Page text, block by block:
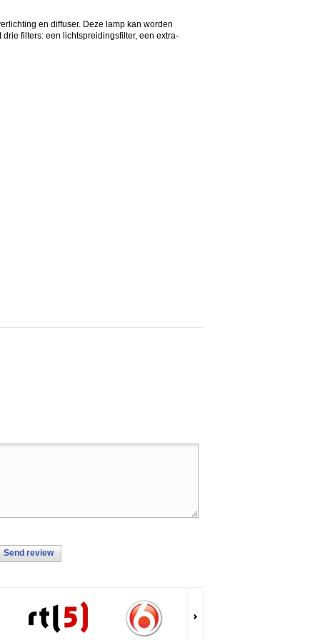
en diffuser. Deze lamp kan worden
filters: een lichtspreidingsfilter, een extra-
Send review